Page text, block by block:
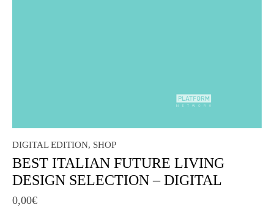
DIGITAL EDITION, SHOP
BEST ITALIAN FUTURE LIVING
DESIGN SELECTION – DIGITAL
0,00€